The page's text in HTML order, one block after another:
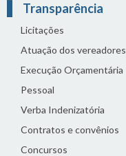
Transparência
Licitações
Atuação dos vereadores
Execução Orçamentária
Pessoal
Verba Indenizatória
Contratos e convênios
Concursos